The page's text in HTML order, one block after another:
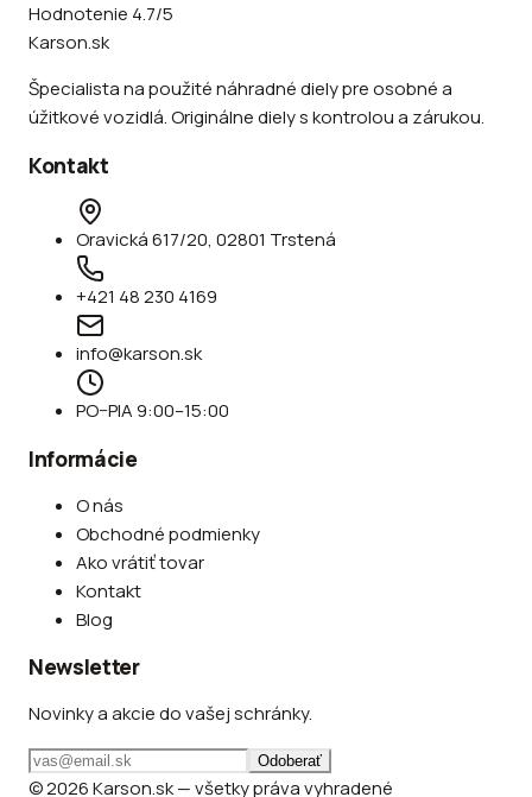
Hodnotenie 4.7/5
Karson.sk
Špecialista na použité náhradné diely pre osobné a
úžitkové vozidlá. Originálne diely s kontrolou a zárukou.
Kontakt
Oravická 617/20, 02801 Trstená
+421 48 230 4169
info@karson.sk
PO–PIA 9:00–15:00
Informácie
O nás
Obchodné podmienky
Ako vrátiť tovar
Kontakt
Blog
Newsletter
Novinky a akcie do vašej schránky.
Odoberať
© 2026 Karson.sk — všetky práva vyhradené